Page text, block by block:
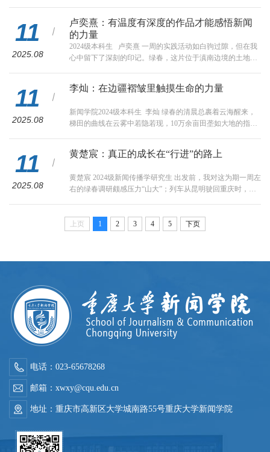
蜒着，如一条巨龙一般，成为了这绿水青山中唯一的人类文
明点缀，述说着哈尼族人世世代代的故事。 绿春县是重庆大
学对口帮扶的县，从2013年以来，重庆大学便以各种特色项
目支援绿春。资金，人才，...
11
2025.08
卢奕熹：有温度有深度的作品才能感悟新闻
的力量
​2024级本科生 卢奕熹 一周的实践活动如白驹过隙，但在我
心中留下了深刻的印记。绿春，这片位于滇南边境的土地，
的生活比我想象中的更便利与繁华，每一处都有别样的风景
县融媒体中心、“沁灵”茶业等地，与当地居民、创业者深入
交流，深入了解了当地的发展...
11
2025.08
李灿：在边疆褶皱里触摸生命的力量
​新闻学院2024级本科生 李灿 绿春的清晨总裹着云海醒来，
梯田的曲线在云雾中若隐若现，10万余亩田垄如大地的指
子混着草果与玛玉茶的清香，酝酿出一杯天然的佳酿。这座
动脉。哈尼族的裙摆在舞动中绽放，人们眼中明亮的光透着
暖意；绿春唯一的中学在山顶浸润...
11
2025.08
黄楚宸：真正的成长在“行进”的路上
​黄楚宸 2024级新闻传播学研究生 出发前，我对这为期一周左
右的绿春调研颇感压力“山大”；列车从昆明驶回重庆时，我
知识也有“一箩筐”了，可要是问我自己究竟在什么水平，我
上页 1 2 3 4 5 下页
电话：023-65678268
邮箱：xwxy@cqu.edu.cn
地址：重庆市高新区大学城南路55号重庆大学新闻学院